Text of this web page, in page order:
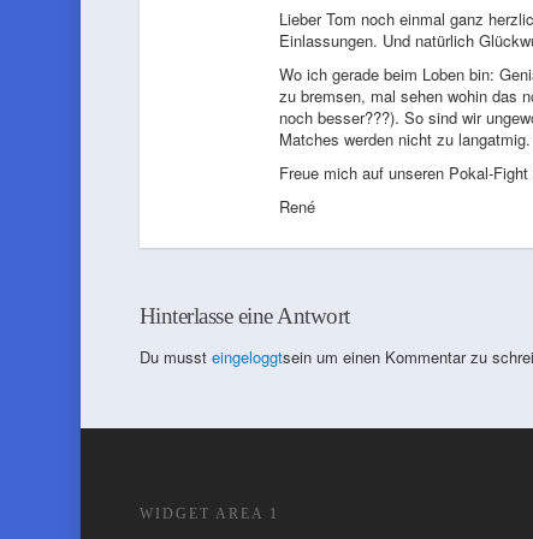
Lieber Tom noch einmal ganz
Einlassungen. Und natürlich
Wo ich gerade beim Loben bin:
zu bremsen, mal sehen wohin das
noch besser???). So sind wir
Matches werden nicht zu
Freue mich auf unseren Pokal-
René
Hinterlasse eine Antwort
Du musst eingeloggtsein um einen Kommentar zu
WIDGET AREA 1